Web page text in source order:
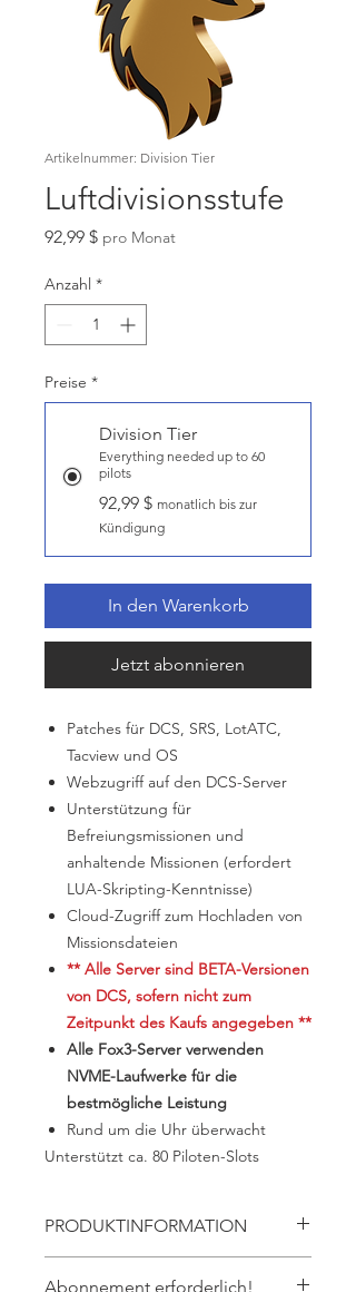
Artikelnummer: Division Tier
Luftdivisionsstufe
92,99 $Preis
pro Monat
Anzahl *
Preise *
Division Tier
Everything needed up to 60
pilots
92,99 $ monatlich bis zur
Kündigung
In den Warenkorb
Jetzt abonnieren
Patches für DCS, SRS, LotATC,
Tacview und OS
Webzugriff auf den DCS-Server
Unterstützung für
Befreiungsmissionen und
anhaltende Missionen (erfordert
LUA-Skripting-Kenntnisse)
Cloud-Zugriff zum Hochladen von
Missionsdateien
** Alle Server sind BETA-Versionen
von DCS, sofern nicht zum
Zeitpunkt des Kaufs angegeben **
Alle Fox3-Server verwenden
NVME-Laufwerke für die
bestmögliche Leistung
Rund um die Uhr überwacht
​Unterstützt ca. 80 Piloten-Slots
PRODUKTINFORMATION
Abonnement erforderlich!